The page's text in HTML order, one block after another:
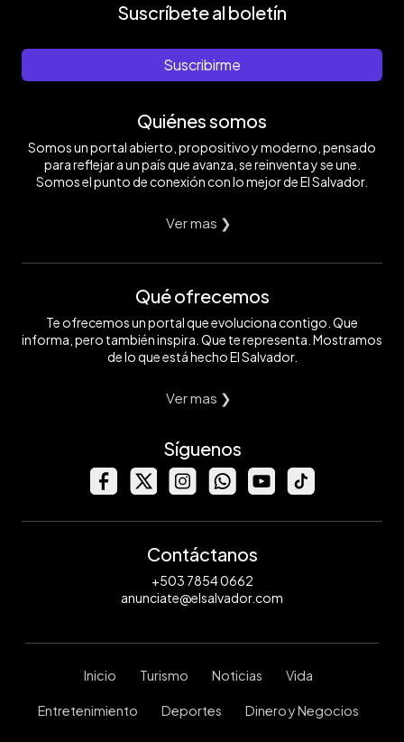
Suscríbete al boletín
Suscribirme
Quiénes somos
Somos un portal abierto, propositivo y moderno, pensado
para reflejar a un país que avanza, se reinventa y se une.
Somos el punto de conexión con lo mejor de El Salvador.
Ver mas ❯
Qué ofrecemos
Te ofrecemos un portal que evoluciona contigo. Que
informa, pero también inspira. Que te representa. Mostramos
de lo que está hecho El Salvador.
Ver mas ❯
Síguenos
Contáctanos
+503 7854 0662
anunciate@elsalvador.com
Inicio Turismo Noticias Vida
Entretenimiento Deportes Dinero y Negocios